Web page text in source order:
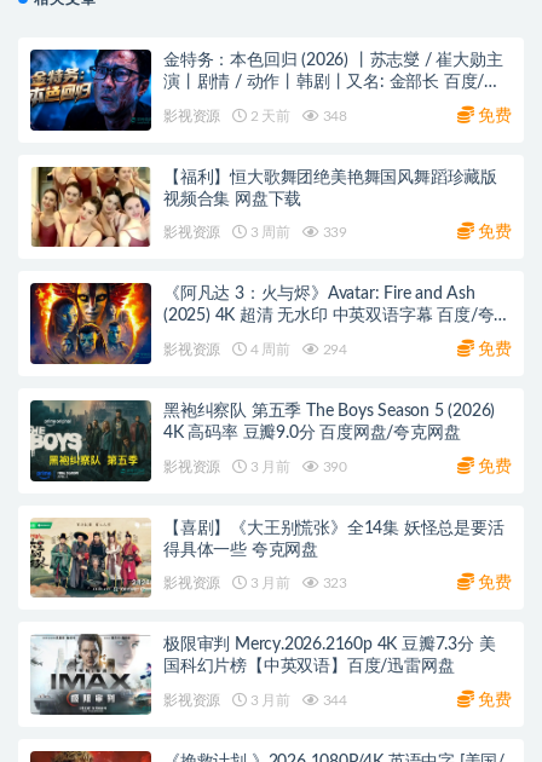
金特务：本色回归 (2026) 丨苏志燮 / 崔大勋主
演丨剧情 / 动作丨韩剧丨又名: 金部长 百度/夸
影视资源 2 天前 348 免费
【福利】恒大歌舞团绝美艳舞国风舞蹈珍藏版
视频合集 网盘下载
影视资源 3 周前 339 免费
《阿凡达 3：火与烬》Avatar: Fire and Ash
(2025) 4K 超清 无水印 中英双语字幕 百度/夸克
影视资源 4 周前 294 免费
黑袍纠察队 第五季 The Boys Season 5 (2026)
4K 高码率 豆瓣9.0分 百度网盘/夸克网盘
影视资源 3 月前 390 免费
【喜剧】《大王别慌张》全14集 妖怪总是要活
得具体一些 夸克网盘
影视资源 3 月前 323 免费
极限审判 Mercy.2026.2160p 4K 豆瓣7.3分 美
国科幻片榜【中英双语】百度/迅雷网盘
影视资源 3 月前 344 免费